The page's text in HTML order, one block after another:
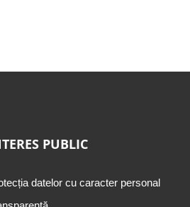
PUBLIC
datelor cu caracter personal